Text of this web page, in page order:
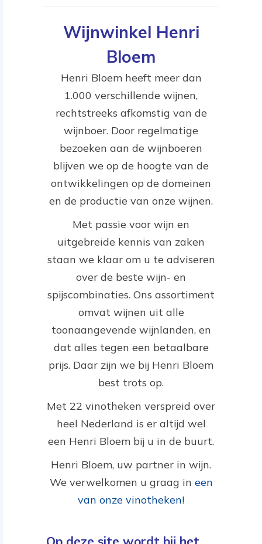
Wijnwinkel Henri
Bloem
Henri Bloem heeft meer dan
1.000 verschillende wijnen,
rechtstreeks afkomstig van de
wijnboer. Door regelmatige
bezoeken aan de wijnboeren
blijven we op de hoogte van de
ontwikkelingen op de domeinen
en de productie van onze wijnen.
Met passie voor wijn en
uitgebreide kennis van zaken
staan we klaar om u te adviseren
over de beste wijn- en
spijscombinaties. Ons assortiment
omvat wijnen uit alle
toonaangevende wijnlanden, en
dat alles tegen een betaalbare
prijs. Daar zijn we bij Henri Bloem
best trots op.
Met 22 vinotheken verspreid over
heel Nederland is er altijd wel
een Henri Bloem bij u in de buurt.
Henri Bloem, uw partner in wijn.
We verwelkomen u graag in een
van onze vinotheken!